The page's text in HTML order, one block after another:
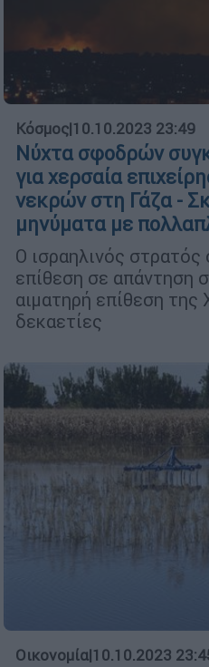
Κόσμος|10.10.2023 23:49
Νύχτα σφοδρών
για χερσαία
νεκρών στη Γάζα -
μηνύματα με
Ο ισραηλινός στρατός
επίθεση σε απάντηση
αιματηρή επίθεση της
δεκαετίες
Οικονομία|10.10.2023